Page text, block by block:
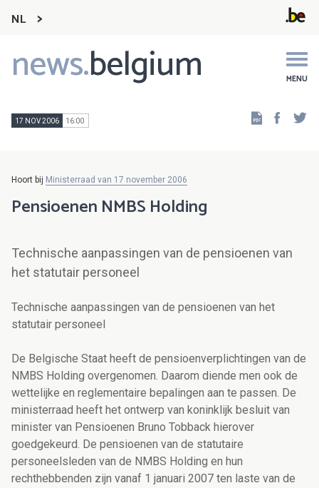
NL
news.belgium MENU
Main
navigation
17 NOV 2006 16:00
Hoort bij Ministerraad van 17 november 2006
Pensioenen NMBS Holding
Technische aanpassingen van de pensioenen van
het statutair personeel
Technische aanpassingen van de pensioenen van het
statutair personeel
De Belgische Staat heeft de pensioenverplichtingen van de
NMBS Holding overgenomen. Daarom diende men ook de
wettelijke en reglementaire bepalingen aan te passen. De
ministerraad heeft het ontwerp van koninklijk besluit van
minister van Pensioenen Bruno Tobback hierover
goedgekeurd. De pensioenen van de statutaire
personeelsleden van de NMBS Holding en hun
rechthebbenden zijn vanaf 1 januari 2007 ten laste van de